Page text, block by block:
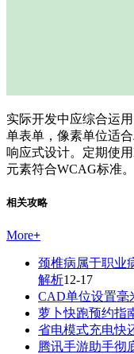
实际开发中应综合运
单表单，像素单位适
响应式设计。定期使
元素符合WCAG标准。
相关攻略
More+
颈椎病属于职业
解析12-17
CAD单位设置毫
萝卜快跑预约指
省电模式充电快
腾讯手游助手彻